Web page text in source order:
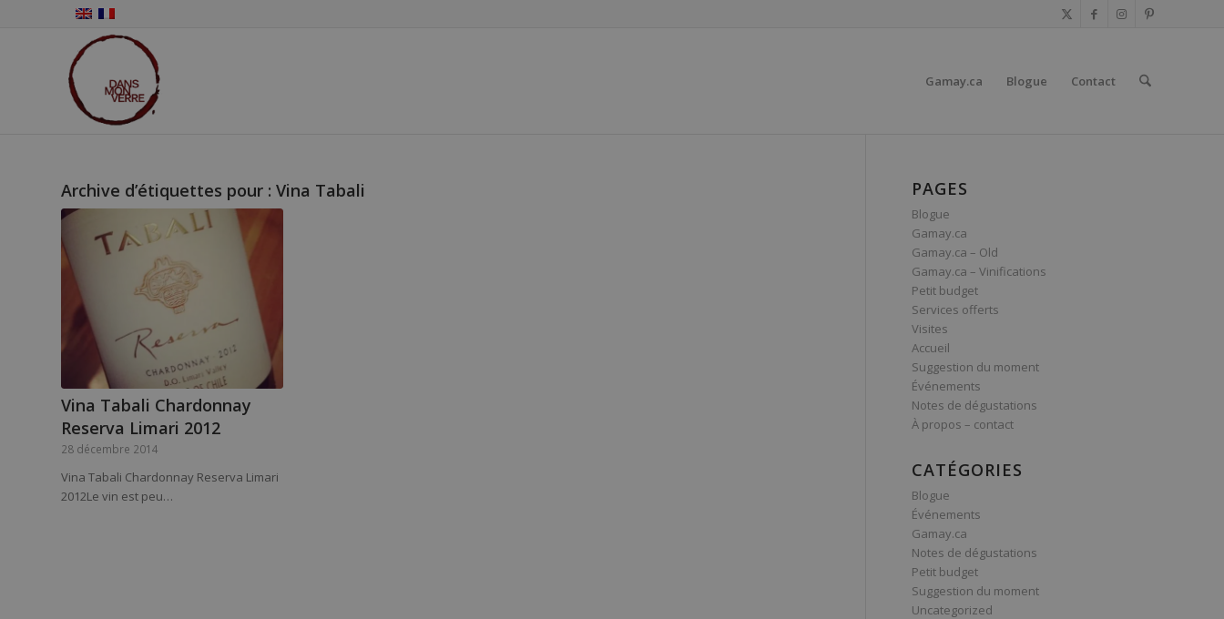
Gamay.ca Blogue Contact
Archive d’étiquettes pour : Vina Tabali
Vina Tabali Chardonnay
Reserva Limari 2012
28 décembre 2014
Vina Tabali Chardonnay Reserva Limari
2012Le vin est peu…
PAGES
Blogue
Gamay.ca
Gamay.ca – Old
Gamay.ca – Vinifications
Petit budget
Services offerts
Visites
Accueil
Suggestion du moment
Événements
Notes de dégustations
À propos – contact
CATÉGORIES
Blogue
Événements
Gamay.ca
Notes de dégustations
Petit budget
Suggestion du moment
Uncategorized